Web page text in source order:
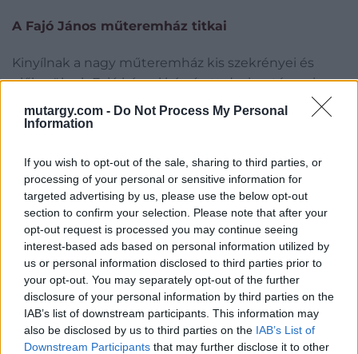
mutargy.com - Do Not Process My Personal
Information
If you wish to opt-out of the sale, sharing to third parties, or
processing of your personal or sensitive information for
targeted advertising by us, please use the below opt-out
section to confirm your selection. Please note that after your
opt-out request is processed you may continue seeing
interest-based ads based on personal information utilized by
us or personal information disclosed to third parties prior to
your opt-out. You may separately opt-out of the further
disclosure of your personal information by third parties on the
IAB’s list of downstream participants. This information may
also be disclosed by us to third parties on the IAB’s List of
Downstream Participants that may further disclose it to other
A Fajó János műteremház titkai
Kinyílnak a nagy műteremház kis szekrényei és
előkerülnek Fajó kézzel készített design tárgyai.
Betekintést nyerhetnek a művész alkotási
folyamatába, fény derül az ikonikus darabok
inspirációkat adó formákra is.
A látogatók a teljes, 4 emeletes műteremház
minden szintét bejárhatják, megcsodálhatják a
kíváncsi szemek elől eddig elzárt- és természetesen
a nevezetes festményeket is. Körbejárhatják a
különböző anyagokból készült szobrokat, az
egészen aprótól a több méteresig. Váradi Mátyás, a
Fajó Alapítvány elnöke kíséri majd útjukon a
látogatókat és nem lesz olyan titok, amiről ne